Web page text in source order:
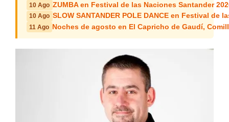
10 Ago ZUMBA en Festival de las Naciones Santander
10 Ago SLOW SANTANDER POLE DANCE en Festival de
11 Ago Noches de agosto en El Capricho de Gaudí,